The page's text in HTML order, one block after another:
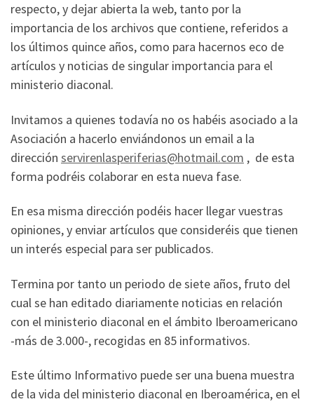
respecto, y dejar abierta la web, tanto por la
importancia de los archivos que contiene, referidos a
los últimos quince años, como para hacernos eco de
artículos y noticias de singular importancia para el
ministerio diaconal.
Invitamos a quienes todavía no os habéis asociado a la
Asociación a hacerlo enviándonos un email a la
dirección servirenlasperiferias@hotmail.com , de esta
forma podréis colaborar en esta nueva fase.
En esa misma dirección podéis hacer llegar vuestras
opiniones, y enviar artículos que consideréis que tienen
un interés especial para ser publicados.
Termina por tanto un periodo de siete años, fruto del
cual se han editado diariamente noticias en relación
con el ministerio diaconal en el ámbito Iberoamericano
-más de 3.000-, recogidas en 85 informativos.
Este último Informativo puede ser una buena muestra
de la vida del ministerio diaconal en Iberoamérica, en el